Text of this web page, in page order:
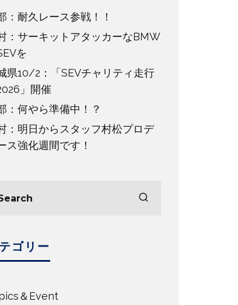
：耐久レース参戦！！
：サーキットアタッカーなBMW
を
県10/2：「SEVチャリティ走行
」開催
：何やら準備中！？
：明日からスタッフ村松プロデ
ス強化週間です！
ゴリー
＆Event